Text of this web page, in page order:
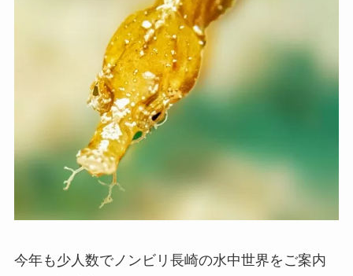
今年も少人数でノンビリ長崎の水中世界をご案内